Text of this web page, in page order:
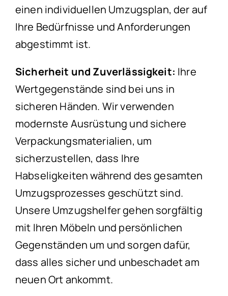
einen individuellen Umzugsplan, der auf
Ihre Bedürfnisse und Anforderungen
abgestimmt ist.
Sicherheit und Zuverlässigkeit: Ihre
Wertgegenstände sind bei uns in
sicheren Händen. Wir verwenden
modernste Ausrüstung und sichere
Verpackungsmaterialien, um
sicherzustellen, dass Ihre
Habseligkeiten während des gesamten
Umzugsprozesses geschützt sind.
Unsere Umzugshelfer gehen sorgfältig
mit Ihren Möbeln und persönlichen
Gegenständen um und sorgen dafür,
dass alles sicher und unbeschadet am
neuen Ort ankommt.